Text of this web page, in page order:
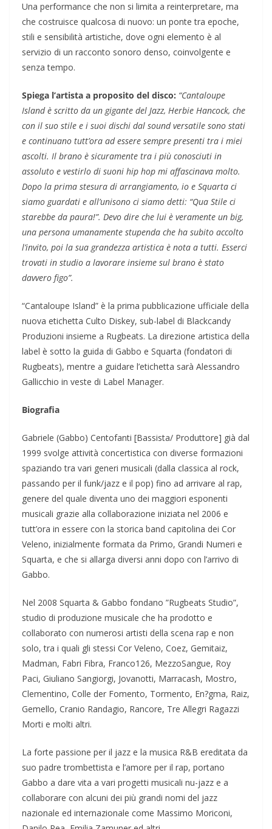
Una performance che non si limita a reinterpretare, ma
che costruisce qualcosa di nuovo: un ponte tra epoche,
stili e sensibilità artistiche, dove ogni elemento è al
servizio di un racconto sonoro denso, coinvolgente e
senza tempo.
Spiega l’artista a proposito del disco: “Cantaloupe
Island è scritto da un gigante del Jazz, Herbie Hancock, che
con il suo stile e i suoi dischi dal sound versatile sono stati
e continuano tutt’ora ad essere sempre presenti tra i miei
ascolti. Il brano è sicuramente tra i più conosciuti in
assoluto e vestirlo di suoni hip hop mi affascinava molto.
Dopo la prima stesura di arrangiamento, io e Squarta ci
siamo guardati e all’unisono ci siamo detti: “Qua Stile ci
starebbe da paura!”. Devo dire che lui è veramente un big,
una persona umanamente stupenda che ha subito accolto
l’invito, poi la sua grandezza artistica è nota a tutti. Esserci
trovati in studio a lavorare insieme sul brano è stato
davvero figo”.
“Cantaloupe Island” è la prima pubblicazione ufficiale della
nuova etichetta Culto Diskey, sub-label di Blackcandy
Produzioni insieme a Rugbeats. La direzione artistica della
label è sotto la guida di Gabbo e Squarta (fondatori di
Rugbeats), mentre a guidare l’etichetta sarà Alessandro
Gallicchio in veste di Label Manager.
Biografia
Gabriele (Gabbo) Centofanti [Bassista/ Produttore] già dal
1999 svolge attività concertistica con diverse formazioni
spaziando tra vari generi musicali (dalla classica al rock,
passando per il funk/jazz e il pop) fino ad arrivare al rap,
genere del quale diventa uno dei maggiori esponenti
musicali grazie alla collaborazione iniziata nel 2006 e
tutt’ora in essere con la storica band capitolina dei Cor
Veleno, inizialmente formata da Primo, Grandi Numeri e
Squarta, e che si allarga diversi anni dopo con l’arrivo di
Gabbo.
Nel 2008 Squarta & Gabbo fondano ”Rugbeats Studio”,
studio di produzione musicale che ha prodotto e
collaborato con numerosi artisti della scena rap e non
solo, tra i quali gli stessi Cor Veleno, Coez, Gemitaiz,
Madman, Fabri Fibra, Franco126, MezzoSangue, Roy
Paci, Giuliano Sangiorgi, Jovanotti, Marracash, Mostro,
Clementino, Colle der Fomento, Tormento, En?gma, Raiz,
Gemello, Cranio Randagio, Rancore, Tre Allegri Ragazzi
Morti e molti altri.
La forte passione per il jazz e la musica R&B ereditata da
suo padre trombettista e l’amore per il rap, portano
Gabbo a dare vita a vari progetti musicali nu-jazz e a
collaborare con alcuni dei più grandi nomi del jazz
nazionale ed internazionale come Massimo Moriconi,